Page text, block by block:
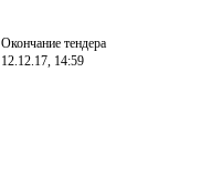
Окончание тендера
12.12.17, 14:59